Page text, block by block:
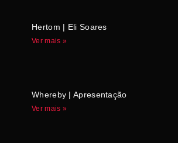
Hertom | Eli Soares
Ver mais »
Whereby | Apresentação
Ver mais »